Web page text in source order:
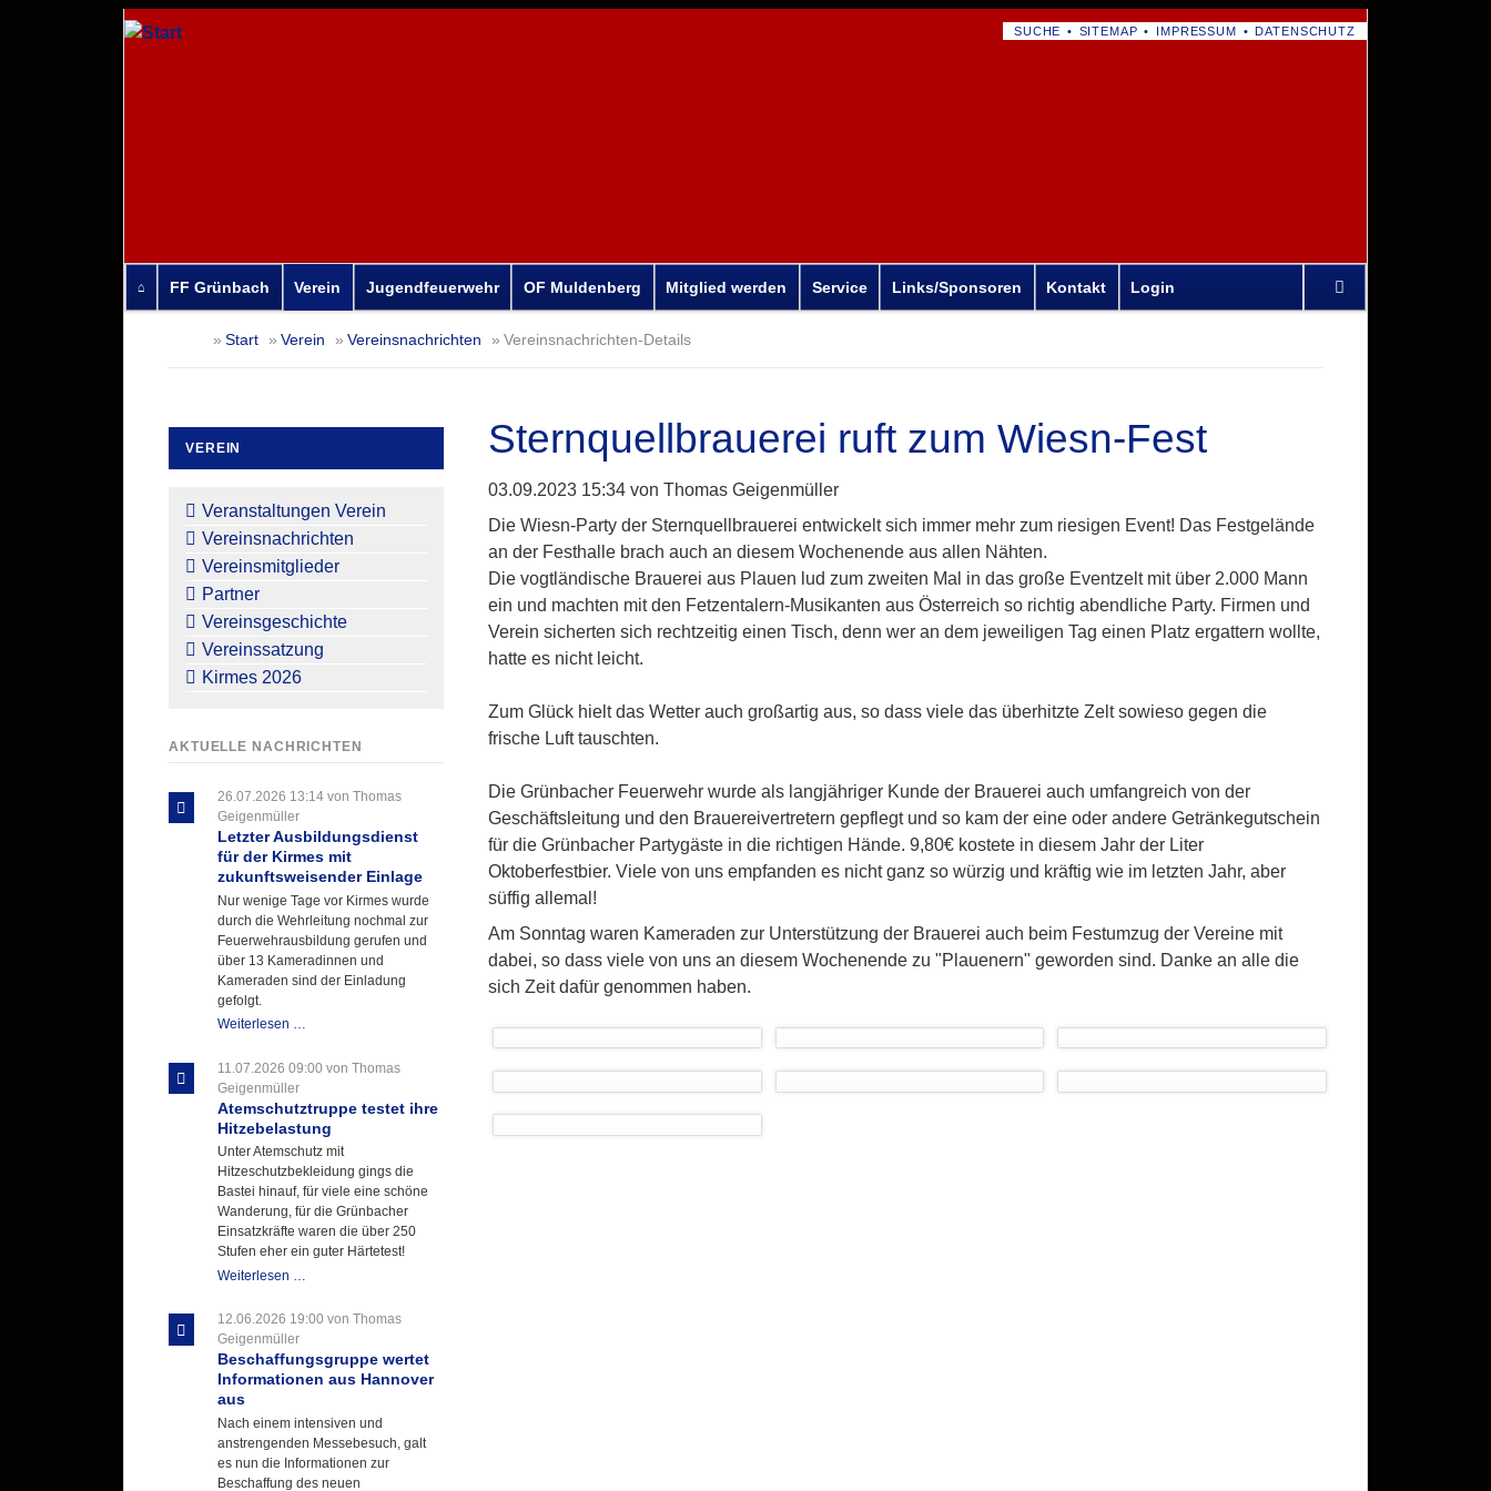
NAVIGATION
SUCHE SITEMAP IMPRESSUM DATENSCHUTZ
überspringen
FF Grünbach Verein Jugendfeuerwehr OF Muldenberg Mitglied werden Service Links/Sponsoren Kontakt Login
überspringen
Start Verein Vereinsnachrichten Vereinsnachrichten-Details
Sternquellbrauerei ruft zum Wiesn-Fest
03.09.2023 15:34 von Thomas Geigenmüller
Die Wiesn-Party der Sternquellbrauerei entwickelt sich immer mehr zum riesigen Event! Das Festgelände
an der Festhalle brach auch an diesem Wochenende aus allen Nähten.
Die vogtländische Brauerei aus Plauen lud zum zweiten Mal in das große Eventzelt mit über 2.000 Mann
ein und machten mit den Fetzentalern-Musikanten aus Österreich so richtig abendliche Party. Firmen und
Verein sicherten sich rechtzeitig einen Tisch, denn wer an dem jeweiligen Tag einen Platz ergattern wollte,
hatte es nicht leicht.
Zum Glück hielt das Wetter auch großartig aus, so dass viele das überhitzte Zelt sowieso gegen die
frische Luft tauschten.
Die Grünbacher Feuerwehr wurde als langjähriger Kunde der Brauerei auch umfangreich von der
Geschäftsleitung und den Brauereivertretern gepflegt und so kam der eine oder andere Getränkegutschein
für die Grünbacher Partygäste in die richtigen Hände. 9,80€ kostete in diesem Jahr der Liter
Oktoberfestbier. Viele von uns empfanden es nicht ganz so würzig und kräftig wie im letzten Jahr, aber
süffig allemal!
Am Sonntag waren Kameraden zur Unterstützung der Brauerei auch beim Festumzug der Vereine mit
dabei, so dass viele von uns an diesem Wochenende zu "Plauenern" geworden sind. Danke an alle die
sich Zeit dafür genommen haben.
VEREIN
überspringen
Veranstaltungen Verein
Vereinsnachrichten
Vereinsmitglieder
Partner
Vereinsgeschichte
Vereinssatzung
Kirmes 2026
AKTUELLE NACHRICHTEN
26.07.2026 13:14 von Thomas
Geigenmüller
Letzter Ausbildungsdienst
für der Kirmes mit
zukunftsweisender Einlage
Nur wenige Tage vor Kirmes wurde
durch die Wehrleitung nochmal zur
Feuerwehrausbildung gerufen und
über 13 Kameradinnen und
Kameraden sind der Einladung
gefolgt.
Weiterlesen …
für
Kirmes
mit
zukunftsweisender
Einlage
11.07.2026 09:00 von Thomas
Geigenmüller
Atemschutztruppe testet ihre
Hitzebelastung
Unter Atemschutz mit
Hitzeschutzbekleidung gings die
Bastei hinauf, für viele eine schöne
Wanderung, für die Grünbacher
Einsatzkräfte waren die über 250
Stufen eher ein guter Härtetest!
Weiterlesen …
ihre
12.06.2026 19:00 von Thomas
Geigenmüller
Beschaffungsgruppe wertet
Informationen aus Hannover
aus
Nach einem intensiven und
anstrengenden Messebesuch, galt
es nun die Informationen zur
Beschaffung des neuen